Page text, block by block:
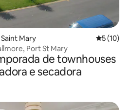
Mary 5 de uma
5 (10)
Port St Mary
de townhouses
e secadora